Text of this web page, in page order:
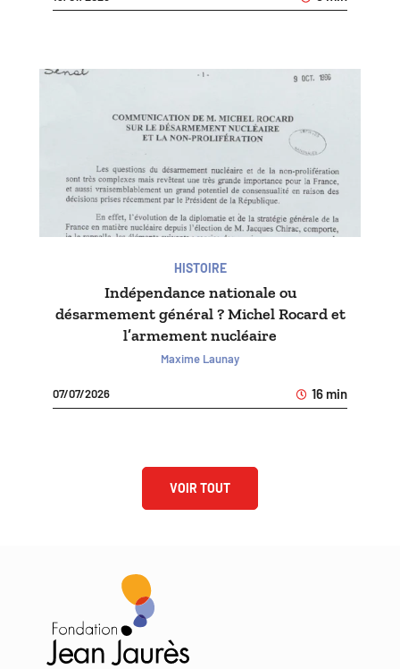
HISTOIRE
Indépendance nationale ou
désarmement général ? Michel Rocard et
l’armement nucléaire
Maxime Launay
07/07/2026 16 min
VOIR TOUT